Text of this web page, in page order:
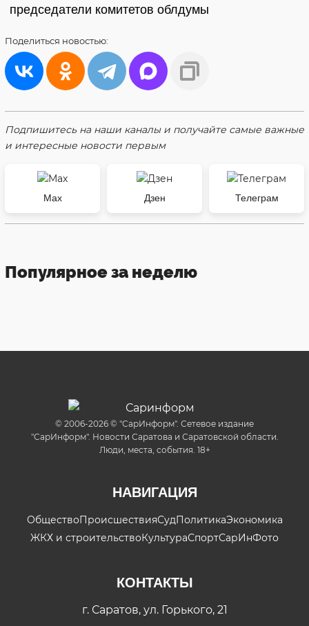
председатели комитетов облдумы
Поделиться новостью:
Подпишитесь на наши каналы и получайте самые важные
и интересные новости первым
Max Дзен Телеграм
Популярное за неделю
© 2006-2026 © "СарИнформ". Сетевое издание
"СарИнформ". Новости Саратова и Саратовской области.
Люди, места, события. 18+
НАВИГАЦИЯ
ОбществоПроисшествияСудПолитикаЭкономика
ЖКХ и строительствоКультураСпортСарИнФото
КОНТАКТЫ
г. Саратов, ул. Горького, 21